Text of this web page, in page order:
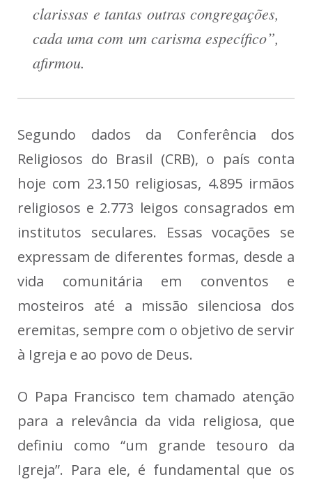
clarissas e tantas outras congregações,
cada uma com um carisma específico”,
afirmou.
Segundo dados da Conferência dos
Religiosos do Brasil (CRB), o país conta
hoje com 23.150 religiosas, 4.895 irmãos
religiosos e 2.773 leigos consagrados em
institutos seculares. Essas vocações se
expressam de diferentes formas, desde a
vida comunitária em conventos e
mosteiros até a missão silenciosa dos
eremitas, sempre com o objetivo de servir
à Igreja e ao povo de Deus.
O Papa Francisco tem chamado atenção
para a relevância da vida religiosa, que
definiu como “um grande tesouro da
Igreja”. Para ele, é fundamental que os